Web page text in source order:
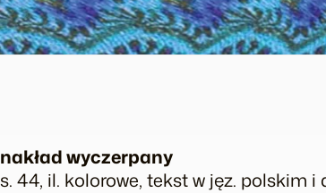
nakład wyczerpany
s. 44, il. kolorowe, tekst w jęz. polskim